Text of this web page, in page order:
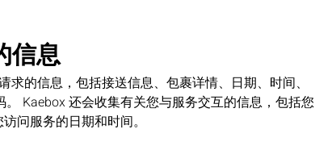
信息
的信息，包括接送信息、包裹详情、日期、时间、
Kaebox 还会收集有关您与服务交互的信息，包括您
问服务的日期和时间。